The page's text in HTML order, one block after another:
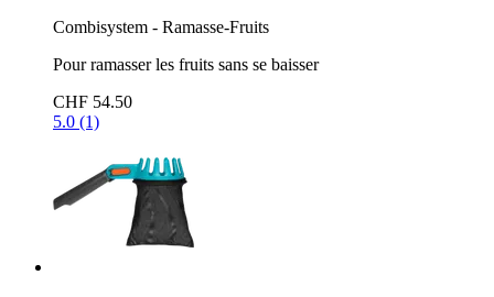
Combisystem - Ramasse-Fruits
Pour ramasser les fruits sans se baisser
CHF 54.50
5.0 (1)